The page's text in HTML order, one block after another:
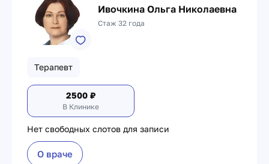
Ивочкина Ольга Николаевна
Стаж 32 года
Терапевт
2500 ₽
В Клинике
Нет свободных слотов для записи
О враче